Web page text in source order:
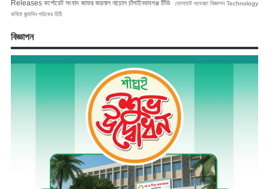
Releases কর্পোরেট সংবাদ জাফর জয়নাল নাচোল চাঁপাইনবাবগঞ্জ টিভি ভোলাহাট শুভেচ্ছা বিজ্ঞাপন Technology
কবিতা জন্মদিন পাঠকের চিঠি
বিজ্ঞাপন